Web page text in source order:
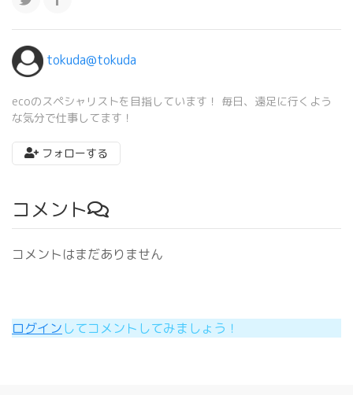
tokuda@tokuda
ecoのスペシャリストを目指しています！ 毎日、遠足に行くよう
な気分で仕事してます！
フォローする
コメント
コメントはまだありません
ログインしてコメントしてみましょう！